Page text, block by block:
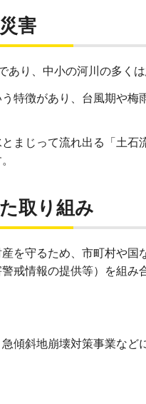
害
あり、中小の河川の多く
特徴があり、台風期や
まじって流れ出る「土
取り組み
を守るため、市町村や
戒情報の提供等）を組み
傾斜地崩壊対策事業など